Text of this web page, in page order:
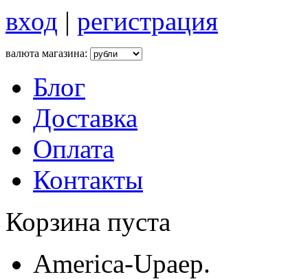
вход | регистрация
валюта магазина:
Блог
Доставка
Оплата
Контакты
Корзина пуста
America-Upaep.